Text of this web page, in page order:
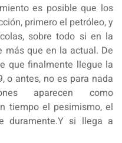
es posible que los
primero el petróleo, y
sobre todo si en la
más que en la actual. De
que finalmente llegue la
o antes, no es para nada
aparecen como
tiempo el pesimismo, el
duramente.Y si llega a